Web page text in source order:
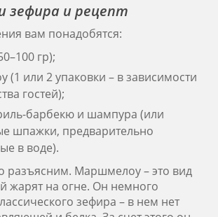
зефира и рецепт
вам понадобятся:
гр);
(1 или 2 упаковки – в зависимости
гостей);
барбекю и шампура (или
шпажки, предварительно
в воде).
разъясним. Маршмелоу – это вид
жарят на огне. Он немного
зефира – в нем нет